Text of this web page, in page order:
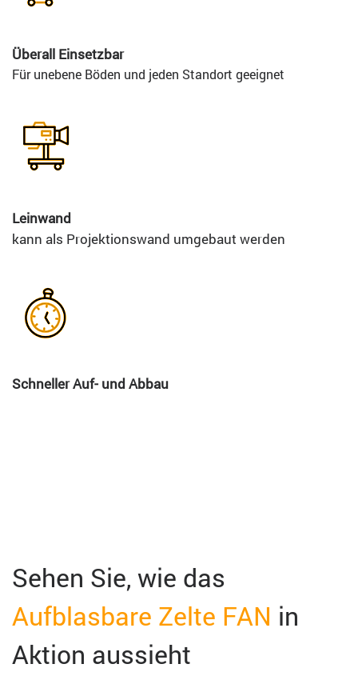
Überall Einsetzbar
Für unebene Böden und jeden Standort geeignet
Leinwand
kann als Projektionswand umgebaut werden
Schneller Auf- und Abbau
Sehen Sie, wie das
Aufblasbare Zelte FAN in
Aktion aussieht